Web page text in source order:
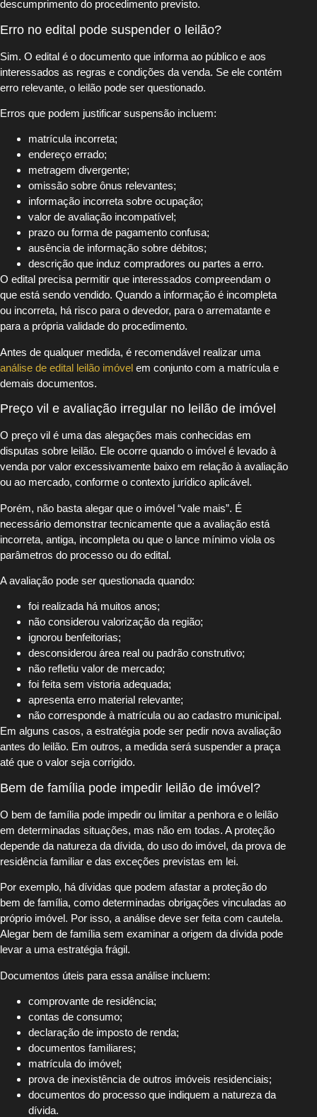
descumprimento do procedimento previsto.
Erro no edital pode suspender o leilão?
Sim. O edital é o documento que informa ao público e aos
interessados as regras e condições da venda. Se ele contém
erro relevante, o leilão pode ser questionado.
Erros que podem justificar suspensão incluem:
matrícula incorreta;
endereço errado;
metragem divergente;
omissão sobre ônus relevantes;
informação incorreta sobre ocupação;
valor de avaliação incompatível;
prazo ou forma de pagamento confusa;
ausência de informação sobre débitos;
descrição que induz compradores ou partes a erro.
O edital precisa permitir que interessados compreendam o
que está sendo vendido. Quando a informação é incompleta
ou incorreta, há risco para o devedor, para o arrematante e
para a própria validade do procedimento.
Antes de qualquer medida, é recomendável realizar uma
análise de edital leilão imóvel em conjunto com a matrícula e
demais documentos.
Preço vil e avaliação irregular no leilão de imóvel
O preço vil é uma das alegações mais conhecidas em
disputas sobre leilão. Ele ocorre quando o imóvel é levado à
venda por valor excessivamente baixo em relação à avaliação
ou ao mercado, conforme o contexto jurídico aplicável.
Porém, não basta alegar que o imóvel “vale mais”. É
necessário demonstrar tecnicamente que a avaliação está
incorreta, antiga, incompleta ou que o lance mínimo viola os
parâmetros do processo ou do edital.
A avaliação pode ser questionada quando:
foi realizada há muitos anos;
não considerou valorização da região;
ignorou benfeitorias;
desconsiderou área real ou padrão construtivo;
não refletiu valor de mercado;
foi feita sem vistoria adequada;
apresenta erro material relevante;
não corresponde à matrícula ou ao cadastro municipal.
Em alguns casos, a estratégia pode ser pedir nova avaliação
antes do leilão. Em outros, a medida será suspender a praça
até que o valor seja corrigido.
Bem de família pode impedir leilão de imóvel?
O bem de família pode impedir ou limitar a penhora e o leilão
em determinadas situações, mas não em todas. A proteção
depende da natureza da dívida, do uso do imóvel, da prova de
residência familiar e das exceções previstas em lei.
Por exemplo, há dívidas que podem afastar a proteção do
bem de família, como determinadas obrigações vinculadas ao
próprio imóvel. Por isso, a análise deve ser feita com cautela.
Alegar bem de família sem examinar a origem da dívida pode
levar a uma estratégia frágil.
Documentos úteis para essa análise incluem:
comprovante de residência;
contas de consumo;
declaração de imposto de renda;
documentos familiares;
matrícula do imóvel;
prova de inexistência de outros imóveis residenciais;
documentos do processo que indiquem a natureza da
dívida.